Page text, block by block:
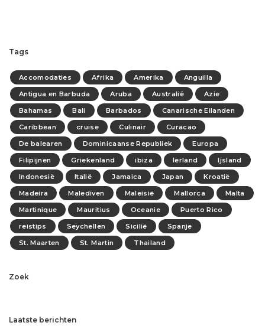
Tags
Accomodaties Afrika Amerika
Anguilla
Antigua en Barbuda
Aruba Australië
Azie
Bahamas
Bali Barbados
Canarische Eilanden
Caribbean
cruise Culinair
Curacao
De balearen
Dominicaanse Republiek
Europa
Filipijnen
Griekenland ibiza Ierland
Ijsland
Indonesië
Italië Jamaica Japan
Kroatië
Madeira
Malediven Maleisië Mallorca
Malta
Martinique
Mauritius Oceanie
Puerto Rico
reistips
Seychellen Sicilië
Spanje
St. Maarten
St. Martin Thailand
Zoek
Laatste berichten